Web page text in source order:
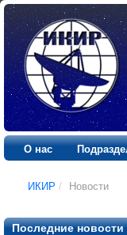
О нас
ИКИР / Новости
Последние новости